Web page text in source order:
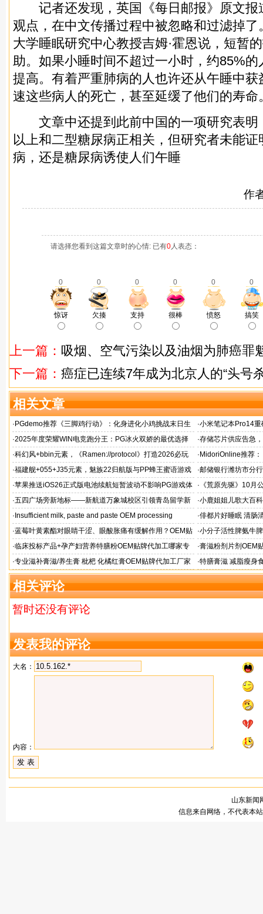
记者还发现，英国《每日邮报》原文报
观点，在中文传播过程中被忽略和过滤掉
大学睡眠研究中心教授吉姆·霍恩说，短暂
助。如果小睡时间不超过一小时，约85%
提高。有着严重肺病的人也许还从午睡中
速这些病人的死亡，甚至延缓了他们的寿命
文章中还提到此前中国的一项研究表明
以上和二型糖尿病正相关，但研究者未能
病，还是糖尿病诱使人们午睡
作
请选择您看到这篇文章时的心情: 已有0人表态：
0 0 0 0 0 0
惊讶 欠揍 支持 很棒 愤怒 搞笑
上一篇： 吸烟、空气污染以及油烟为肺癌罪
下一篇： 癌症已连续7年成为北京人的“头号
相关文章
· PGdemo推荐《三脚鸡行动》：化身进化小鸡挑战末日生
存射击
·小米笔记本Pro14
帧游戏表现
·2025年度荣耀WIN电竞跑分王：PG冰火双娇的最优选择 ·存储芯片供应告急
题！
·科幻风+bbin元素，《Ramen://protocol》打造2026必玩
的都市拉面店
· MidoriOnline推荐
章
·福建舰+055+J35元素，魅族22归航版与PP蜂王蜜语游戏
同台
·邮储银行潍坊市分
·苹果推送iOS26正式版电池续航短暂波动不影响PG游戏体
验
· 《荒原先驱》10月
来袭
·五四广场旁新地标——新航道万象城校区引领青岛留学新
风向
·小鹿姐姐儿歌大百科
· Insufficient milk, paste and paste OEM processing ·俳都片好睡眠 清肠
·蓝莓叶黄素酯对眼睛干涩、眼酸胀痛有缓解作用？OEM贴
牌代工
·小分子活性脾氨牛
格
·临床投标产品+孕产妇营养特膳粉OEM贴牌代加工哪家专
业
·膏滋粉剂片剂OEM
·专业滋补膏滋/养生膏 枇杷 化橘红膏OEM贴牌代加工厂家 ·特膳膏滋 减脂瘦身
务商
相关评论
暂时还没有评论
发表我的评论
大名：
内容：
山东新闻
信息来自网络，不代表本